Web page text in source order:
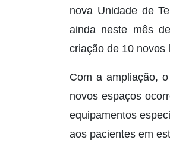
nova Unidade de
ainda neste mês
criação de 10 novos
Com a ampliação,
novos espaços
equipamentos
aos pacientes em